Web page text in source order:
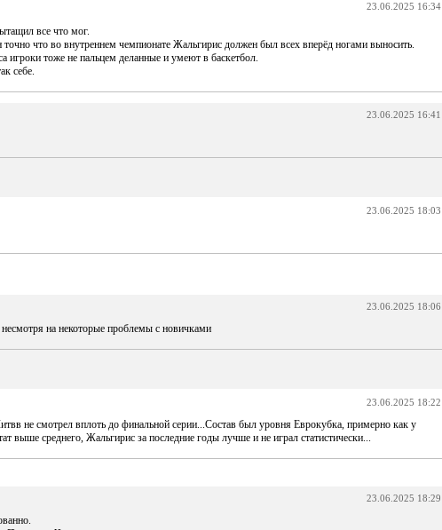
23.06.2025 16:34
все что мог.
что во внутреннем чемпионате Жальгирис должен был всех вперёд ногами выносить.
игроки тоже не пальцем деланные и умеют в баскетбол.
себе.
23.06.2025 16:41
23.06.2025 18:03
23.06.2025 18:06
несмотря на некоторые проблемы с новичками
23.06.2025 18:22
не смотрел вплоть до финальной серии...Состав был уровня Еврокубка, примерно как у
выше среднего, Жальгирис за последние годы лучше и не играл статистически...
23.06.2025 18:29